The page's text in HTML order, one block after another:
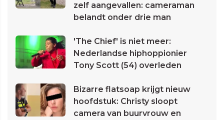
zelf aangevallen: cameraman
belandt onder drie man
'The Chief' is niet meer:
Nederlandse hiphoppionier
Tony Scott (54) overleden
Bizarre flatsoap krijgt nieuw
hoofdstuk: Christy sloopt
camera van buurvrouw en